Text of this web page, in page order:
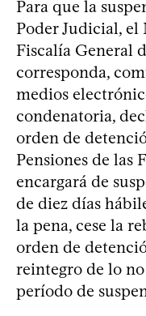
Para que la
Poder Judicial,
Fiscalía General
corresponda,
medios
condenatoria,
orden de
Pensiones de las
encargará de
de diez días
la pena, cese la
orden de
reintegro de lo
período de